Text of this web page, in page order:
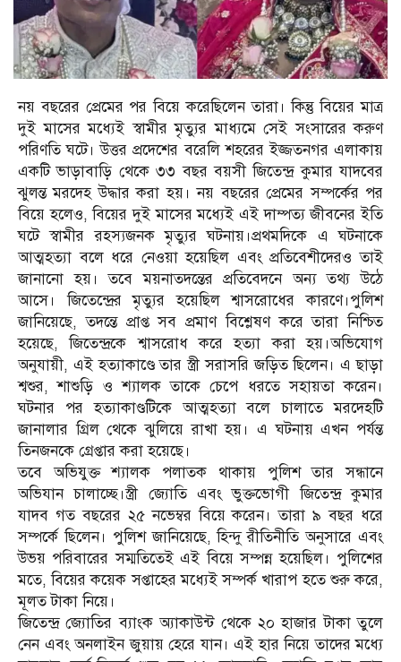
নয় বছরের প্রেমের পর বিয়ে করেছিলেন তারা। কিন্তু বিয়ের মাত্র
দুই মাসের মধ্যেই স্বামীর মৃত্যুর মাধ্যমে সেই সংসারের করুণ
পরিণতি ঘটে। উত্তর প্রদেশের বরেলি শহরের ইজ্জতনগর এলাকায়
একটি ভাড়াবাড়ি থেকে ৩৩ বছর বয়সী জিতেন্দ্র কুমার যাদবের
ঝুলন্ত মরদেহ উদ্ধার করা হয়। নয় বছরের প্রেমের সম্পর্কের পর
বিয়ে হলেও, বিয়ের দুই মাসের মধ্যেই এই দাম্পত্য জীবনের ইতি
ঘটে স্বামীর রহস্যজনক মৃত্যুর ঘটনায়।প্রথমদিকে এ ঘটনাকে
আত্মহত্যা বলে ধরে নেওয়া হয়েছিল এবং প্রতিবেশীদেরও তাই
জানানো হয়। তবে ময়নাতদন্তের প্রতিবেদনে অন্য তথ্য উঠে
আসে। জিতেন্দ্রের মৃত্যুর হয়েছিল শ্বাসরোধের কারণে।পুলিশ
জানিয়েছে, তদন্তে প্রাপ্ত সব প্রমাণ বিশ্লেষণ করে তারা নিশ্চিত
হয়েছে, জিতেন্দ্রকে শ্বাসরোধ করে হত্যা করা হয়।অভিযোগ
অনুযায়ী, এই হত্যাকাণ্ডে তার স্ত্রী সরাসরি জড়িত ছিলেন। এ ছাড়া
শ্বশুর, শাশুড়ি ও শ্যালক তাকে চেপে ধরতে সহায়তা করেন।
ঘটনার পর হত্যাকাণ্ডটিকে আত্মহত্যা বলে চালাতে মরদেহটি
জানালার গ্রিল থেকে ঝুলিয়ে রাখা হয়। এ ঘটনায় এখন পর্যন্ত
তিনজনকে গ্রেপ্তার করা হয়েছে।
তবে অভিযুক্ত শ্যালক পলাতক থাকায় পুলিশ তার সন্ধানে
অভিযান চালাচ্ছে।স্ত্রী জ্যোতি এবং ভুক্তভোগী জিতেন্দ্র কুমার
যাদব গত বছরের ২৫ নভেম্বর বিয়ে করেন। তারা ৯ বছর ধরে
সম্পর্কে ছিলেন। পুলিশ জানিয়েছে, হিন্দু রীতিনীতি অনুসারে এবং
উভয় পরিবারের সম্মতিতেই এই বিয়ে সম্পন্ন হয়েছিল। পুলিশের
মতে, বিয়ের কয়েক সপ্তাহের মধ্যেই সম্পর্ক খারাপ হতে শুরু করে,
মূলত টাকা নিয়ে।
জিতেন্দ্র জ্যোতির ব্যাংক অ্যাকাউন্ট থেকে ২০ হাজার টাকা তুলে
নেন এবং অনলাইন জুয়ায় হেরে যান। এই হার নিয়ে তাদের মধ্যে